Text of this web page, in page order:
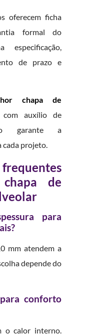
oferecem ficha
formal do
especificação,
de prazo e
chapa de
com auxílio de
garante a
cada projeto.
de
para
mm atendem a
depende do
conforto
o calor interno.